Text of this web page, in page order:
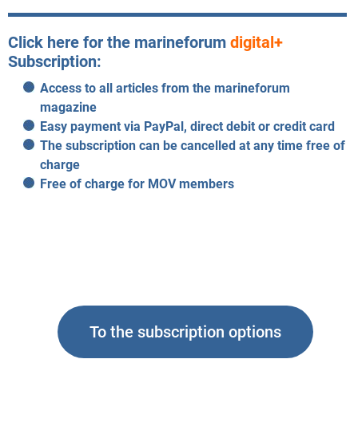
Click here for the marineforum digital+
Subscription:
Access to all articles from the marineforum
magazine
Easy payment via PayPal, direct debit or credit card
The subscription can be cancelled at any time free of
charge
Free of charge for MOV members
To the subscription options